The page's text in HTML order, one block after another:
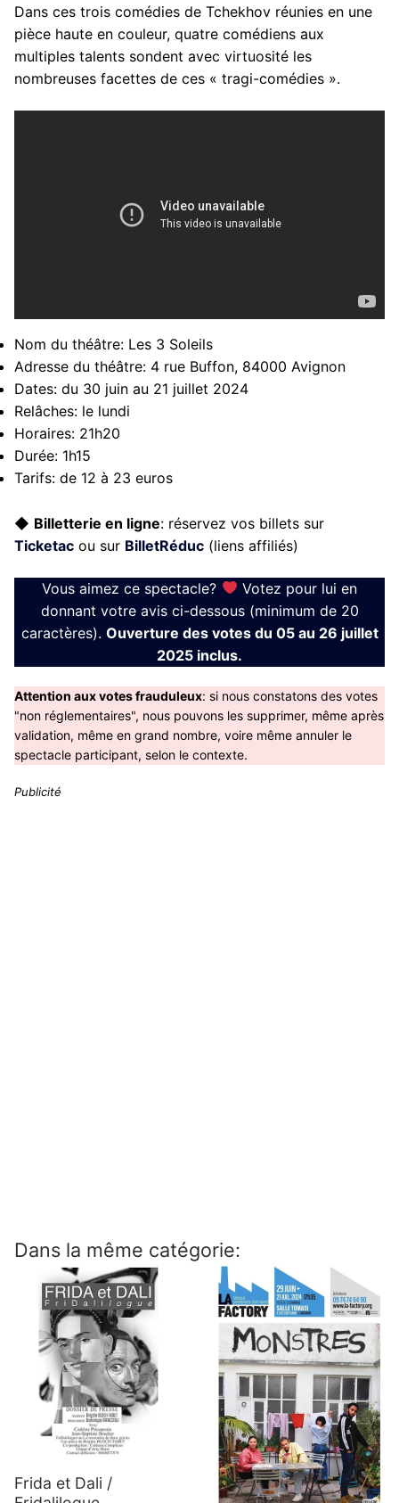
Dans ces trois comédies de Tchekhov réunies en une
pièce haute en couleur, quatre comédiens aux
multiples talents sondent avec virtuosité les
nombreuses facettes de ces « tragi-comédies ».
Nom du théâtre: Les 3 Soleils
Adresse du théâtre: 4 rue Buffon, 84000 Avignon
Dates: du 30 juin au 21 juillet 2024
Relâches: le lundi
Horaires: 21h20
Durée: 1h15
Tarifs: de 12 à 23 euros
◆ Billetterie en ligne: réservez vos billets sur
Ticketac ou sur BilletRéduc (liens affiliés)
Vous aimez ce spectacle?
Votez pour lui en
donnant votre avis ci-dessous (minimum de 20
caractères). Ouverture des votes du 05 au 26 juillet
2025 inclus.
Attention aux votes frauduleux: si nous constatons des votes
"non réglementaires", nous pouvons les supprimer, même après
validation, même en grand nombre, voire même annuler le
spectacle participant, selon le contexte.
Publicité
Dans la même catégorie:
Frida et Dali /